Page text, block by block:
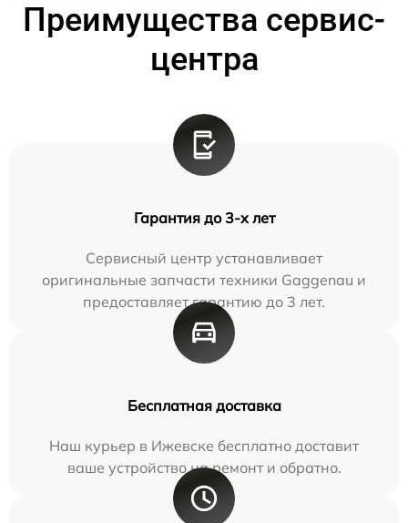
Преимущества сервис-
центра
Гарантия до 3-х лет
Сервисный центр устанавливает
оригинальные запчасти техники Gaggenau и
предоставляет гарантию до 3 лет.
Бесплатная доставка
Наш курьер в Ижевске бесплатно доставит
ваше устройство на ремонт и обратно.